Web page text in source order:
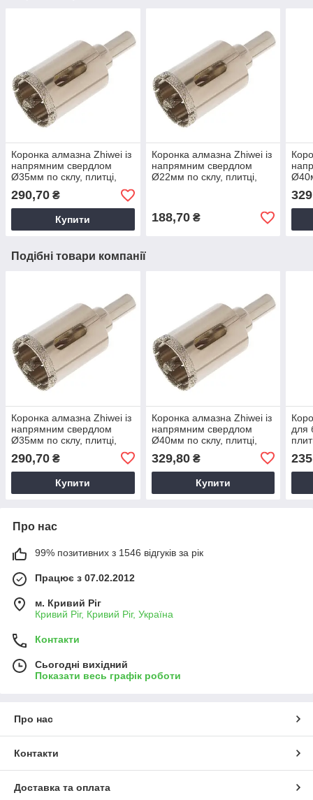
Коронка алмазна Zhiwei із
напрямним свердлом
Ø35мм по склу, плитці,
кераміці, Алмазна коронка
зі свердлом
290,70 ₴
Купити
Коронка алмазна Zhiwei із
напрямним свердлом
Ø22мм по склу, плитці,
188,70₴
зі
Подібні товари компанії
Коронка алмазна Zhiwei із
напрямним свердлом
Ø35мм по склу, плитці,
кераміці, Алмазна коронка
зі свердлом
290,70 ₴
Купити
Коронка алмазна Zhiwei із
напрямним свердлом
Ø40мм по склу, плитці,
кераміці, Алмазна коронка
зі свердлом
329,80₴
Купити
для
Про нас
99% позитивних з 1546 відгуків за рік
Працює з 07.02.2012
м. Кривий Ріг
Кривий Ріг, Кривий Ріг, Україна
Контакти
Сьогодні вихідний
Показати весь графік роботи
Про нас
Контакти
Доставка та оплата